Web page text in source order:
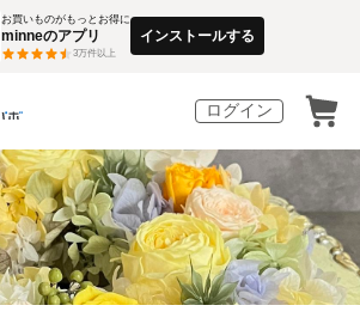
お買いものがもっとお得に
minneのアプリ
3万件以上
インストールする
ログイン